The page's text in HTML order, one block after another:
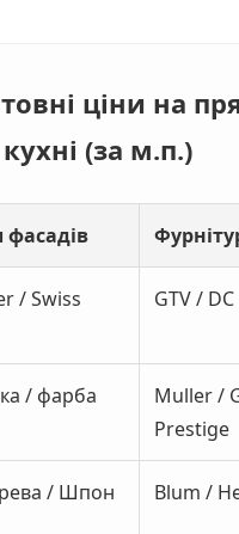
ціни на
кухні (за м.п.)
фасадів
/ Swiss
GTV / DC
/ фарба
Muller /
Prestige
/ Шпон Blum /